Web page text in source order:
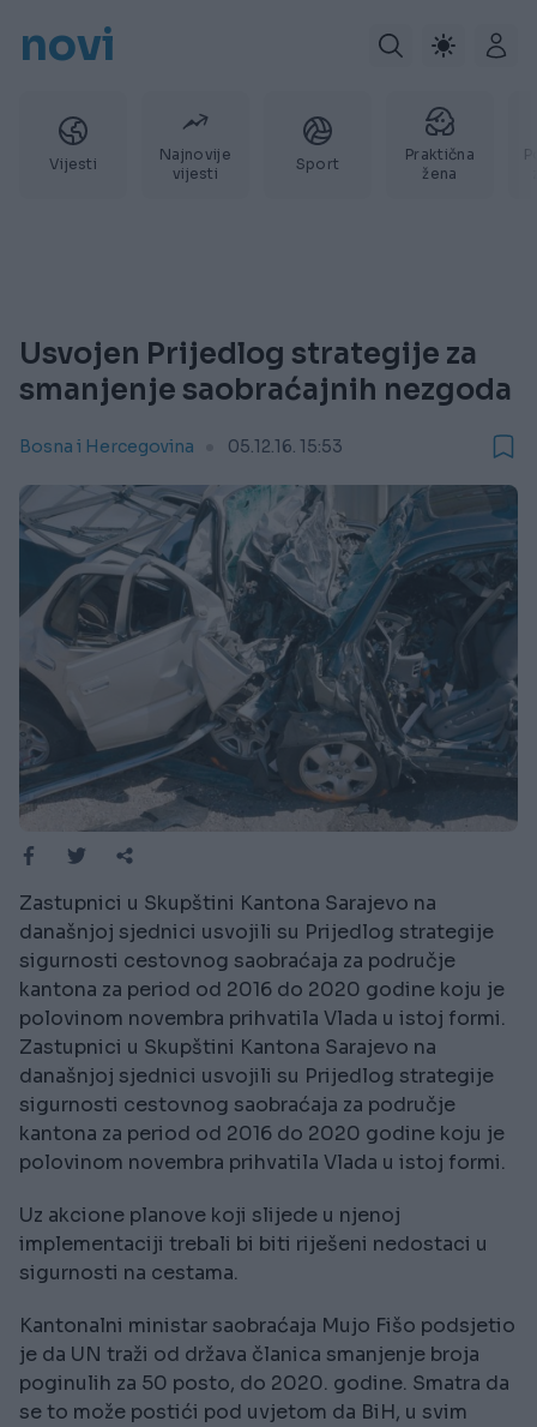
novi
Vijesti
Najnovije
vijesti
Sport
Praktična
žena
Usvojen Prijedlog strategije za
smanjenje saobraćajnih nezgoda
Bosna i Hercegovina 05.12.16. 15:53
Zastupnici u Skupštini Kantona Sarajevo na
današnjoj sjednici usvojili su Prijedlog strategije
sigurnosti cestovnog saobraćaja za područje
kantona za period od 2016 do 2020 godine koju je
polovinom novembra prihvatila Vlada u istoj formi.
Zastupnici u Skupštini Kantona Sarajevo na
današnjoj sjednici usvojili su Prijedlog strategije
sigurnosti cestovnog saobraćaja za područje
kantona za period od 2016 do 2020 godine koju je
polovinom novembra prihvatila Vlada u istoj formi.
Uz akcione planove koji slijede u njenoj
implementaciji trebali bi biti riješeni nedostaci u
sigurnosti na cestama.
Kantonalni ministar saobraćaja Mujo Fišo podsjetio
je da UN traži od država članica smanjenje broja
poginulih za 50 posto, do 2020. godine. Smatra da
se to može postići pod uvjetom da BiH, u svim